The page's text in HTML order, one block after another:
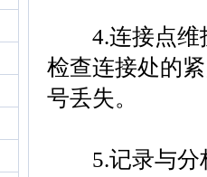
4.连接点维护
检查连接处的
号丢失。
5.记录与分析